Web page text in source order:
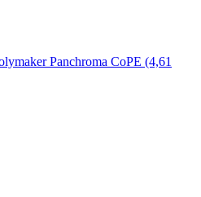
Panchroma CoPE (4,61